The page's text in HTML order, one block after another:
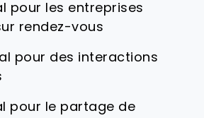
pour les entreprises
rendez-vous
pour des interactions
pour le partage de